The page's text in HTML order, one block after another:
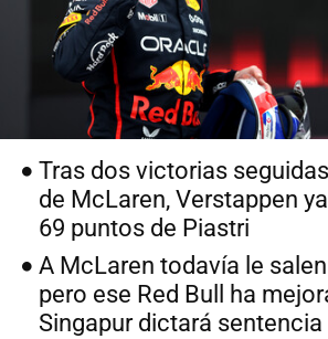
Tras dos victorias
de McLaren, Verstappen
69 puntos de Piastri
A McLaren todavía le
pero ese Red Bull ha
Singapur dictará sentencia